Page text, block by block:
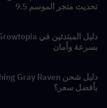
تحديث متجر الموسم 9.5
بسرعة وأمان
بأفضل سعر؟